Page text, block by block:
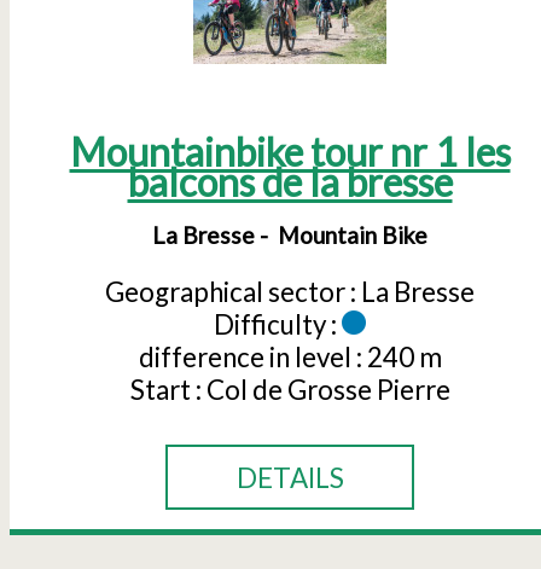
Mountainbike tour nr 1 les
balcons de la bresse
La Bresse Mountain Bike
Geographical sector : La Bresse
Difficulty :
difference in level : 240 m
Start : Col de Grosse Pierre
DETAILS